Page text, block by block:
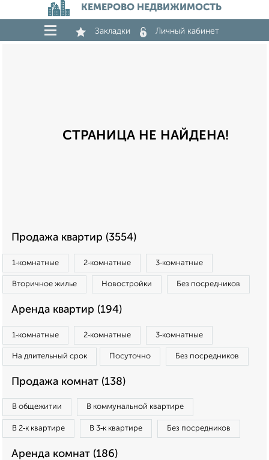
КЕМЕРОВО НЕДВИЖИМОСТЬ
Закладки Личный кабинет
СТРАНИЦА НЕ НАЙДЕНА!
Продажа квартир (3554)
1‑комнатные 2‑комнатные 3‑комнатные
Вторичное жилье Новостройки Без посредников
Аренда квартир (194)
1‑комнатные 2‑комнатные 3‑комнатные
На длительный срок Посуточно Без посредников
Продажа комнат (138)
В общежитии В коммунальной квартире
В 2‑к квартире В 3‑к квартире Без посредников
Аренда комнат (186)